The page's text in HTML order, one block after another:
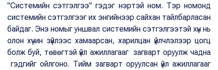
"Системийн сэтгэлгээ" гэдэг нэртэй ном. Тэр номонд
системийн сэтгэлгээг их энгийнээр сайхан тайлбарласан
байдаг. Энэ номыг уншвал системийн сэтгэлгээтэй хүн нь
олон хүчин зүйлээс хамаарсан, харилцан үйлчлэлээр цогц
болж буй, төвөгтэй үйл ажиллагааг загварт оруулж чадна
гэдгийг ойлгоно. Тийм загварт оруулсан үйл ажиллагааг